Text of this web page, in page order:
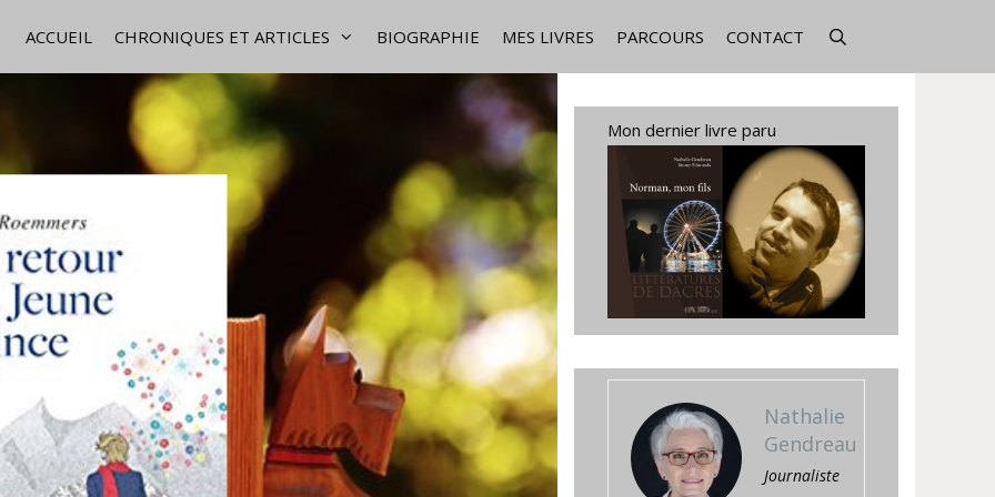
ACCUEIL CHRONIQUES ET ARTICLES BIOGRAPHIE MES LIVRES PARCOURS CONTACT
Mon dernier livre paru
Nathalie
Gendreau
Journaliste